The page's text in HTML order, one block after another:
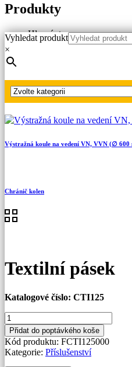
Produkty
Hlavní strana
Produkty
Vyhledat produkt
×
Výstražná koule na vedení VN, VVN (∅ 600
Chránič kolen
Textilní pásek
Katalogové číslo: CTI125
Textilní
pásek
množství
Přidat do poptávkého koše
Kód produktu: FCTI125000
Kategorie: Příslušenství